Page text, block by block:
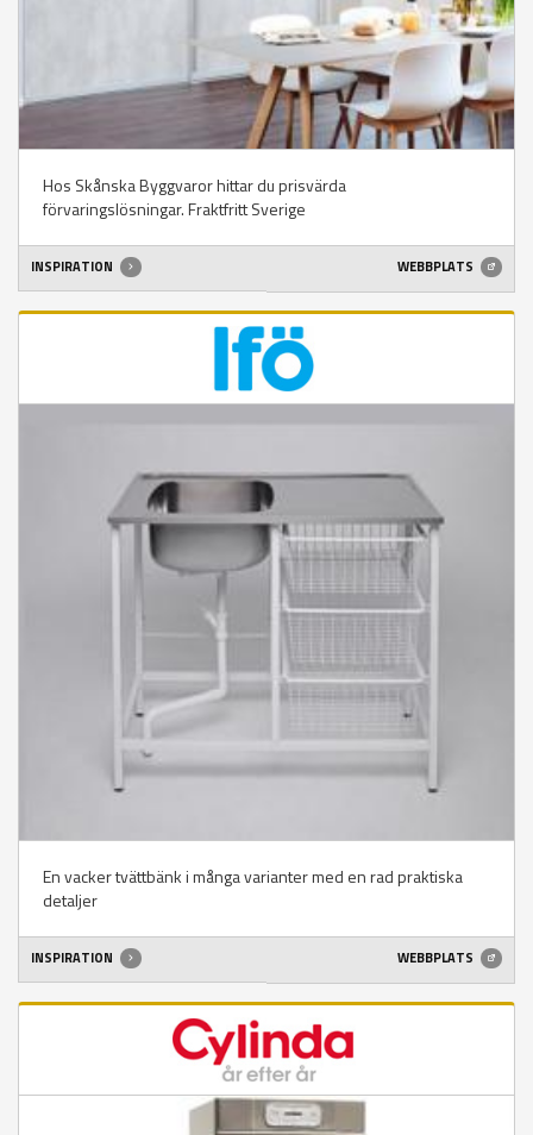
Hos Skånska Byggvaror hittar du prisvärda
förvaringslösningar. Fraktfritt Sverige
INSPIRATION WEBBPLATS
En vacker tvättbänk i många varianter med en rad praktiska
detaljer
INSPIRATION WEBBPLATS